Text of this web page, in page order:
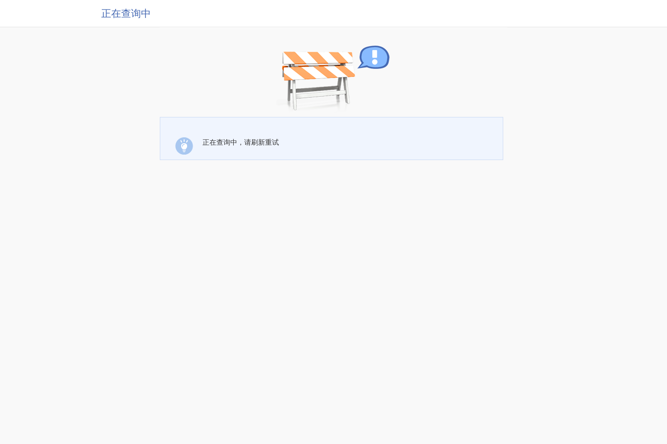
正在查询中
正在查询中，请刷新重试